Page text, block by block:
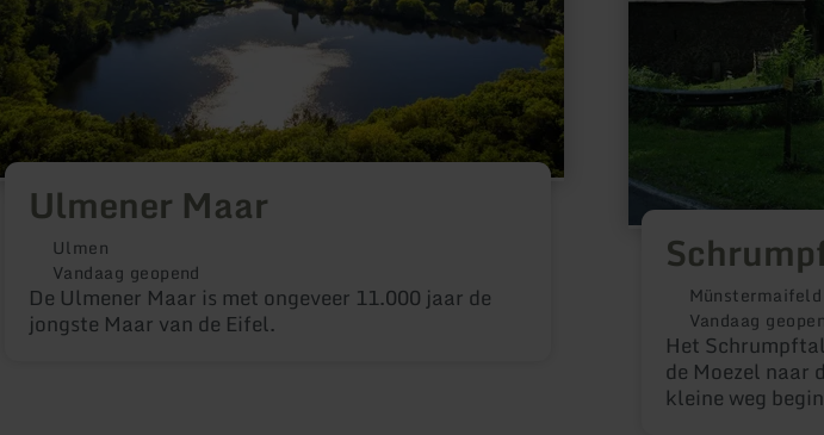
Ulmener Maar
Ulmen
Vandaag geopend
De Ulmener Maar is met ongeveer 11.000 jaar de
jongste Maar van de Eifel.
Münstermaifeld
Vandaag
Het
de Moezel naar
kleine weg